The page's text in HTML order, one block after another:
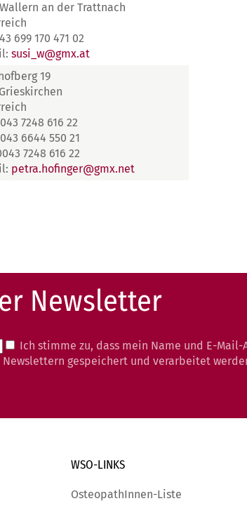
an der Trattnach
699 170 471 02
susi_w@gmx.at
19
7248 616 22
6644 550 21
7248 616 22
petra.hofinger@gmx.net
Newsletter
Ich stimme zu, dass mein Name und E-Mail-
Newslettern gespeichert und verarbeitet
WSO-LINKS
OsteopathInnen-Liste